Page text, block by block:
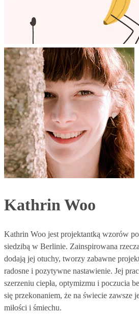
Kathrin Woo
Kathrin Woo jest projektantką wzorów
siedzibą w Berlinie. Zainspirowana
dodają jej otuchy, tworzy zabawne
radosne i pozytywne nastawienie. Jej
szerzeniu ciepła, optymizmu i poczucia
się przekonaniem, że na świecie zawsze
miłości i śmiechu.